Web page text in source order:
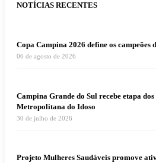
NOTÍCIAS RECENTES
Copa Campina 2026 define os campeões
06 de agosto de 2026
Campina Grande do Sul recebe etapa
Metropolitana do Idoso
30 de julho de 2026
Projeto Mulheres Saudáveis promove